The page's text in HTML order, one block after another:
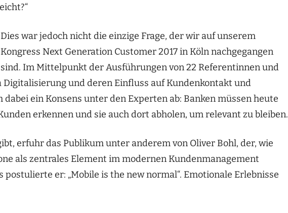
Dies war jedoch nicht die einzige Frage, der wir auf unserem
Kongress Next Generation Customer 2017 in Köln nachgegangen
sind. Im Mittelpunkt der Ausführungen von 22 Referentinnen und
Digitalisierung und deren Einfluss auf Kundenkontakt und
ein Konsens unter den Experten ab: Banken müssen heute
erkennen und sie auch dort abholen, um relevant zu bleiben.
erfuhr das Publikum unter anderem von Oliver Bohl, der, wie
als zentrales Element im modernen Kundenmanagement
er: „Mobile is the new normal“. Emotionale Erlebnisse